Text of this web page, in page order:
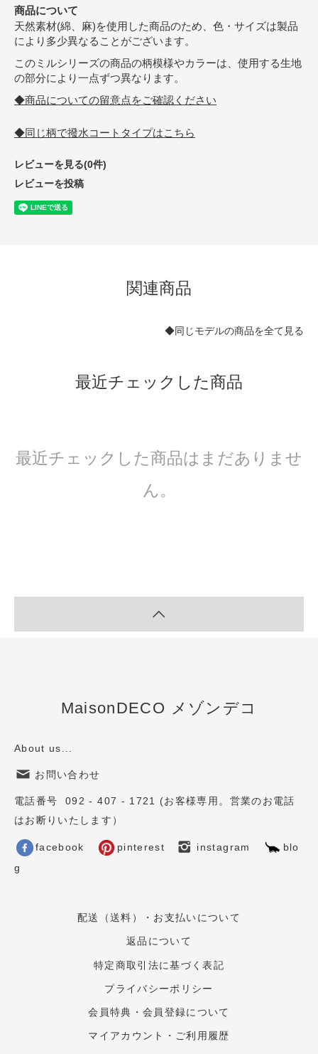
商品について
天然素材(綿、麻)を使用した商品のため、色・サイズは製品
により多少異なることがございます。
このミルシリーズの商品の柄模様やカラーは、使用する生地
の部分により一点ずつ異なります。
◆商品についての留意点をご確認ください
◆同じ柄で撥水コートタイプはこちら
レビューを見る(0件)
レビューを投稿
関連商品
◆同じモデルの商品を全て見る
最近チェックした商品
最近チェックした商品はまだありませ
ん。
MaisonDECO メゾンデコ
About us...
お問い合わせ
電話番号 092 - 407 - 1721 (お客様専用。営業のお電話
はお断りいたします）
facebook pinterest instagram
blo
g
配送（送料）・お支払いについて
返品について
特定商取引法に基づく表記
プライバシーポリシー
会員特典・会員登録について
マイアカウント・ご利用履歴